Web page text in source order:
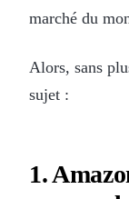
marché du
Alors, sans
sujet :
1.